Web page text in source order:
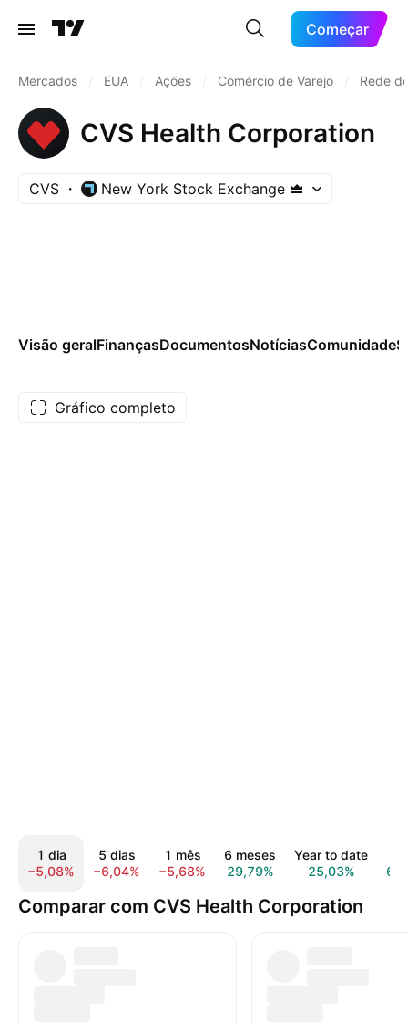
Começar
Mercados EUA Ações Comércio de Varejo Rede
CVS Health Corporation
CVS New York Stock Exchange
Visão geralFinançasDocumentosNotíciasComunidade
Gráfico completo
1 dia
−5,08%
5 dias
−6,04%
1 mês
−5,68%
6 meses
29,79%
Year to date
25,03%
Comparar com CVS Health Corporation